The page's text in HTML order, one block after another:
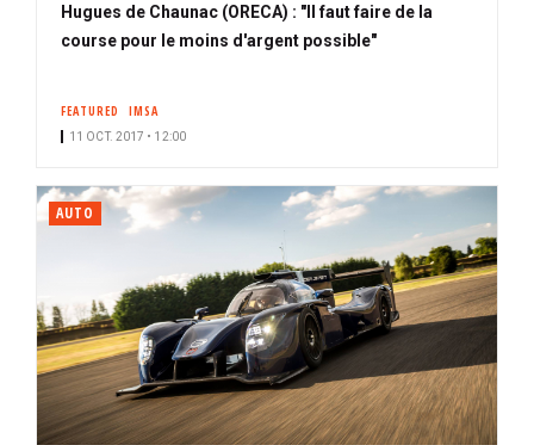
Hugues de Chaunac (ORECA) : "Il faut faire de la
course pour le moins d'argent possible"
FEATURED IMSA
11 OCT. 2017 • 12:00
AUTO